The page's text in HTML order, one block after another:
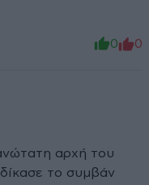
0 0
αρχή του
το συμβάν